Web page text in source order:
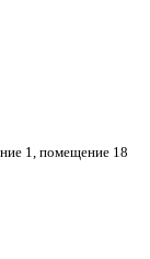
1, помещение 18